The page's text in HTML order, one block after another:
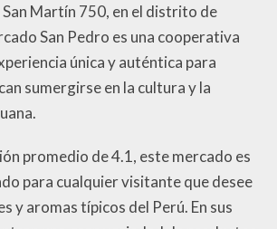
San Martín 750, en el distrito de
San Pedro es una cooperativa
única y auténtica para
sumergirse en la cultura y la
promedio de 4.1, este mercado es
para cualquier visitante que desee
y aromas típicos del Perú. En sus